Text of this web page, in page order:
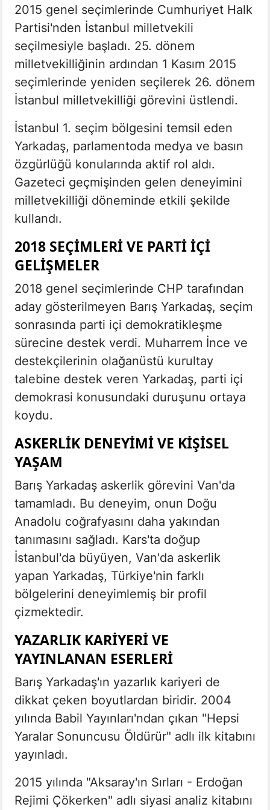
2015 genel seçimlerinde Cumhuriyet Halk
Partisi'nden İstanbul milletvekili
seçilmesiyle başladı. 25. dönem
milletvekilliğinin ardından 1 Kasım 2015
seçimlerinde yeniden seçilerek 26. dönem
İstanbul milletvekilliği görevini üstlendi.
İstanbul 1. seçim bölgesini temsil eden
Yarkadaş, parlamentoda medya ve basın
özgürlüğü konularında aktif rol aldı.
Gazeteci geçmişinden gelen deneyimini
milletvekilliği döneminde etkili şekilde
kullandı.
2018 SEÇIMLERI VE PARTI İÇI
GELIŞMELER
2018 genel seçimlerinde CHP tarafından
aday gösterilmeyen Barış Yarkadaş, seçim
sonrasında parti içi demokratikleşme
sürecine destek verdi. Muharrem İnce ve
destekçilerinin olağanüstü kurultay
talebine destek veren Yarkadaş, parti içi
demokrasi konusundaki duruşunu ortaya
koydu.
ASKERLIK DENEYIMI VE KIŞISEL
YAŞAM
Barış Yarkadaş askerlik görevini Van'da
tamamladı. Bu deneyim, onun Doğu
Anadolu coğrafyasını daha yakından
tanımasını sağladı. Kars'ta doğup
İstanbul'da büyüyen, Van'da askerlik
yapan Yarkadaş, Türkiye'nin farklı
bölgelerini deneyimlemiş bir profil
çizmektedir.
YAZARLIK KARIYERI VE
YAYINLANAN ESERLERI
Barış Yarkadaş'ın yazarlık kariyeri de
dikkat çeken boyutlardan biridir. 2004
yılında Babil Yayınları'ndan çıkan "Hepsi
Yaralar Sonuncusu Öldürür" adlı ilk kitabını
yayınladı.
2015 yılında "Aksaray'ın Sırları - Erdoğan
Rejimi Çökerken" adlı siyasi analiz kitabını